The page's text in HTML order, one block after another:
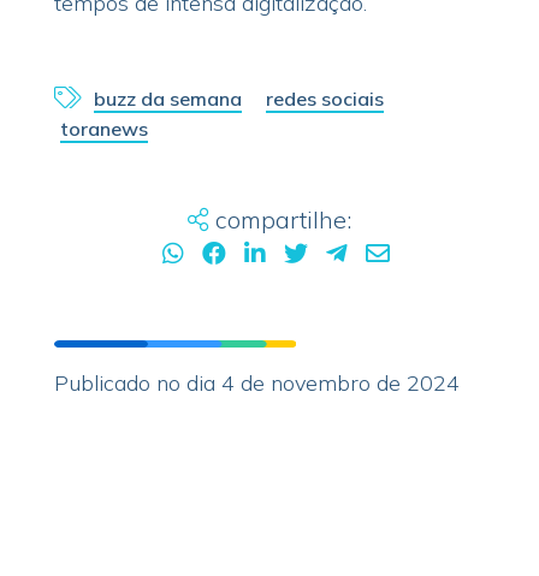
buzz da semana
redes sociais
toranews
compartilhe:
Publicado no dia 4 de novembro de 2024